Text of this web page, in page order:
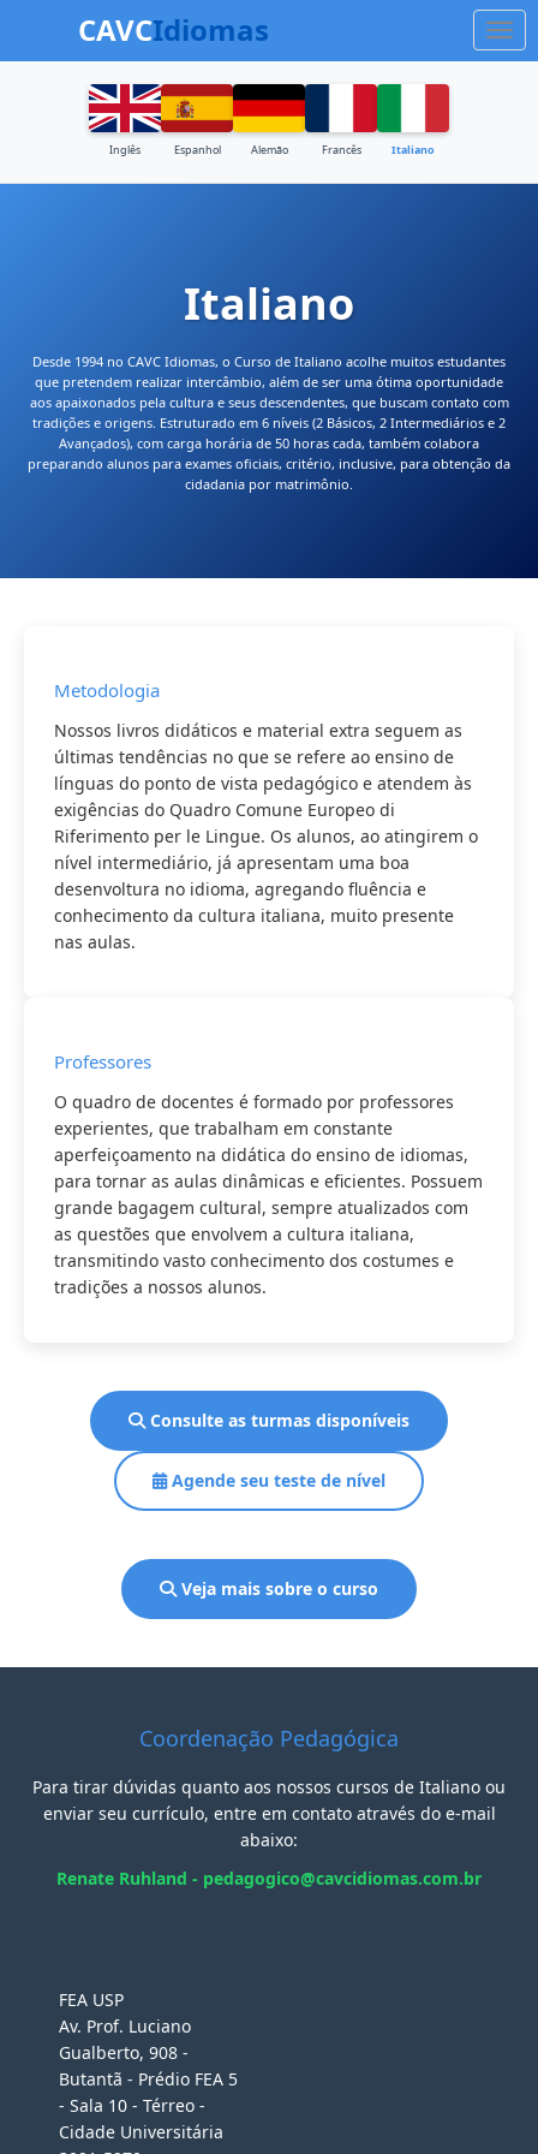
CAVCIdiomas
Inglês Espanhol Alemão Francês Italiano
Italiano
Desde 1994 no CAVC Idiomas, o Curso de Italiano acolhe muitos estudantes
que pretendem realizar intercâmbio, além de ser uma ótima oportunidade
aos apaixonados pela cultura e seus descendentes, que buscam contato com
tradições e origens. Estruturado em 6 níveis (2 Básicos, 2 Intermediários e 2
Avançados), com carga horária de 50 horas cada, também colabora
preparando alunos para exames oficiais, critério, inclusive, para obtenção da
cidadania por matrimônio.
Metodologia
Nossos livros didáticos e material extra seguem as
últimas tendências no que se refere ao ensino de
línguas do ponto de vista pedagógico e atendem às
exigências do Quadro Comune Europeo di
Riferimento per le Lingue. Os alunos, ao atingirem o
nível intermediário, já apresentam uma boa
desenvoltura no idioma, agregando fluência e
conhecimento da cultura italiana, muito presente
nas aulas.
Professores
O quadro de docentes é formado por professores
experientes, que trabalham em constante
aperfeiçoamento na didática do ensino de idiomas,
para tornar as aulas dinâmicas e eficientes. Possuem
grande bagagem cultural, sempre atualizados com
as questões que envolvem a cultura italiana,
transmitindo vasto conhecimento dos costumes e
tradições a nossos alunos.
Consulte as turmas disponíveis
Agende seu teste de nível
Veja mais sobre o curso
Coordenação Pedagógica
Para tirar dúvidas quanto aos nossos cursos de Italiano ou
enviar seu currículo, entre em contato através do e-mail
abaixo:
Renate Ruhland - pedagogico@cavcidiomas.com.br
FEA USP
Av. Prof. Luciano
Gualberto, 908 -
Butantã - Prédio FEA 5
- Sala 10 - Térreo -
Cidade Universitária